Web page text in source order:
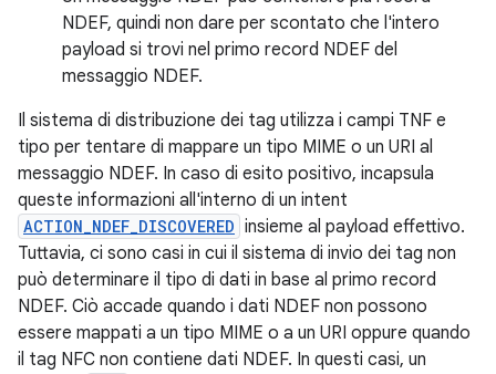
NDEF, quindi non dare per scontato che l'intero
payload si trovi nel primo record NDEF del
messaggio NDEF.
Il sistema di distribuzione dei tag utilizza i campi TNF e
tipo per tentare di mappare un tipo MIME o un URI al
messaggio NDEF. In caso di esito positivo, incapsula
queste informazioni all'interno di un intent
ACTION_NDEF_DISCOVERED insieme al payload effettivo.
Tuttavia, ci sono casi in cui il sistema di invio dei tag non
può determinare il tipo di dati in base al primo record
NDEF. Ciò accade quando i dati NDEF non possono
essere mappati a un tipo MIME o a un URI oppure quando
il tag NFC non contiene dati NDEF. In questi casi, un